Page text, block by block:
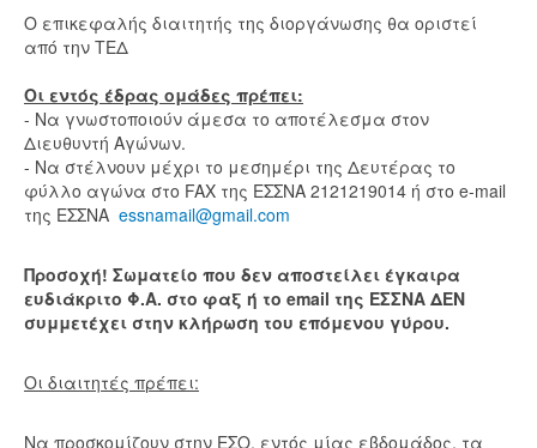
Ο επικεφαλής διαιτητής της διοργάνωσης θα οριστεί
από την ΤΕΔ
Οι εντός έδρας ομάδες πρέπει:
- Να γνωστοποιούν άμεσα το αποτέλεσμα στον
Διευθυντή Αγώνων.
- Να στέλνουν μέχρι το μεσημέρι της Δευτέρας το
φύλλο αγώνα στο FAX της ΕΣΣΝΑ 2121219014 ή στο e-mail
της ΕΣΣΝΑ essnamail@gmail.com
Προσοχή! Σωματείο που δεν αποστείλει έγκαιρα
ευδιάκριτο Φ.Α. στο φαξ ή το email της ΕΣΣΝΑ ΔΕΝ
συμμετέχει στην κλήρωση του επόμενου γύρου.
Οι διαιτητές πρέπει:
Να προσκομίζουν στην ΕΣΟ, εντός μίας εβδομάδος, τα